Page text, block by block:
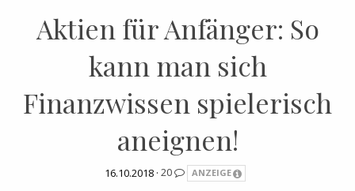
Aktien für Anfänger: So
kann man sich
Finanzwissen spielerisch
aneignen!
16.10.2018 · 20 ANZEIGE